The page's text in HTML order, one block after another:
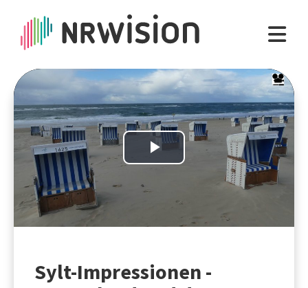
Play
Sylt-Impressionen -